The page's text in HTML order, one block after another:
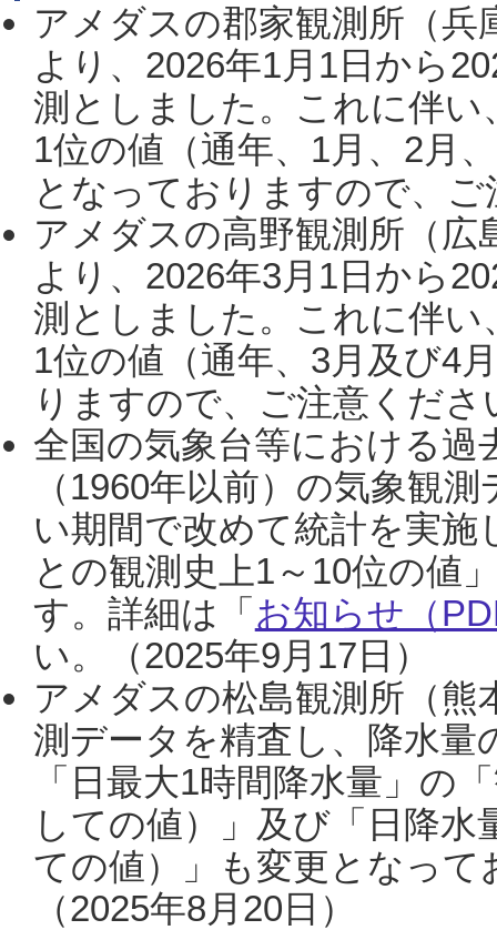
アメダスの郡家観測所（
より、2026年1月1日から
測としました。これに伴い
1位の値（通年、1月、2月
となっておりますので、
アメダスの高野観測所（
より、2026年3月1日から
測としました。これに伴い
1位の値（通年、3月及び4
りますので、ご注意くだ
全国の気象台等における過
（1960年以前）の気象観
い期間で改めて統計を実
との観測史上1～10位の値
す。詳細は「 お知らせ（
い。（2025年9月17日）
アメダスの松島観測所（熊
測データを精査し、降水
「日最大1時間降水量」の
しての値）」及び「日降
ての値）」も変更となっ
（2025年8月20日）